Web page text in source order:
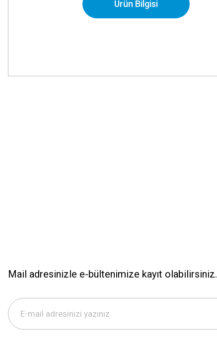
Ürün Bilgisi
Mail adresinizle e-bültenimize kayıt olabilirsiniz.